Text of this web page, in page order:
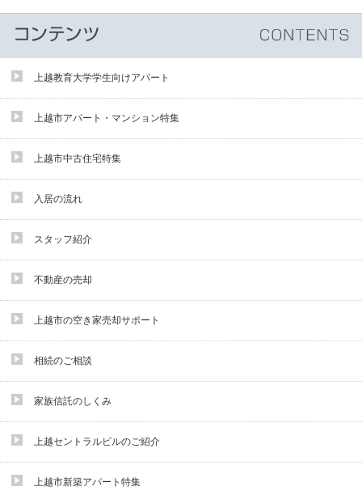
上越教育大学学生向けアパート
上越市アパート・マンション特集
上越市中古住宅特集
入居の流れ
スタッフ紹介
不動産の売却
上越市の空き家売却サポート
相続のご相談
家族信託のしくみ
上越セントラルビルのご紹介
上越市新築アパート特集